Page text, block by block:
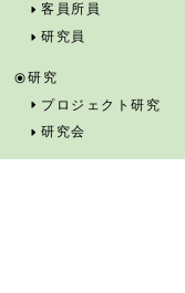
客員所員
研究員
研究
プロジェクト研究
研究会